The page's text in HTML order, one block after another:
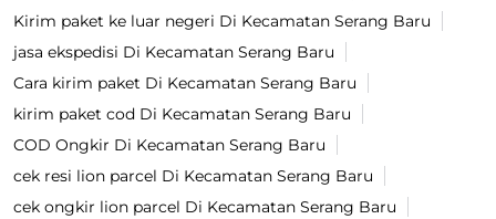
Kirim paket ke luar negeri Di Kecamatan Serang Baru
jasa ekspedisi Di Kecamatan Serang Baru
Cara kirim paket Di Kecamatan Serang Baru
kirim paket cod Di Kecamatan Serang Baru
COD Ongkir Di Kecamatan Serang Baru
cek resi lion parcel Di Kecamatan Serang Baru
cek ongkir lion parcel Di Kecamatan Serang Baru